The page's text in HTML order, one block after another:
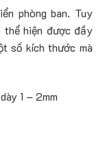
phòng ban. Tuy
thể hiện được đầy
số kích thước mà
1 – 2mm